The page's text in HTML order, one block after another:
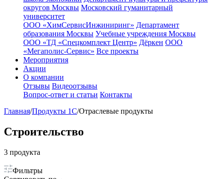
округов Москвы Московский гуманитарный
университет
ООО «ХимСервисИнжиниринг» Департамент
образования Москвы Учебные учреждения Москвы
ООО «ТД «Спецкомплект Центр» Дёркен ООО
«Мегаполис-Сервис» Все проекты
Мероприятия
Акции
О компании
Отзывы Видеоотзывы
Вопрос-ответ и статьи Контакты
Главная/Продукты 1С/Отраслевые продукты
Строительство
3 продукта
Фильтры